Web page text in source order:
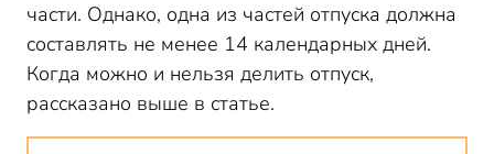
части. Однако, одна из частей отпуска должна
составлять не менее 14 календарных дней.
Когда можно и нельзя делить отпуск,
рассказано выше в статье.